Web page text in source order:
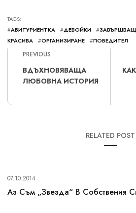
TAGS:
#АБИТУРИЕНТКА #ДЕВОЙКИ #
КРАСИВА
#ОРГАНИЗИРАНЕ #ПОБЕДИТЕЛ
PREVIOUS
ВДЪХНОВЯВАЩА
ЛЮБОВНА ИСТОРИЯ
RELATED POST
07.10.2014
Аз Съм „звезда“ В Собствения